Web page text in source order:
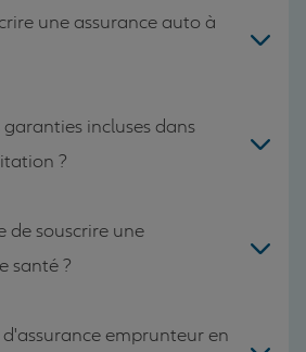
une assurance auto à
incluses dans
?
de souscrire une
santé ?
emprunteur en